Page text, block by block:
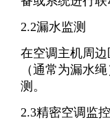
2.2漏水监测
在空调主机周
（通常为漏水
测。
2.3精密空调监控